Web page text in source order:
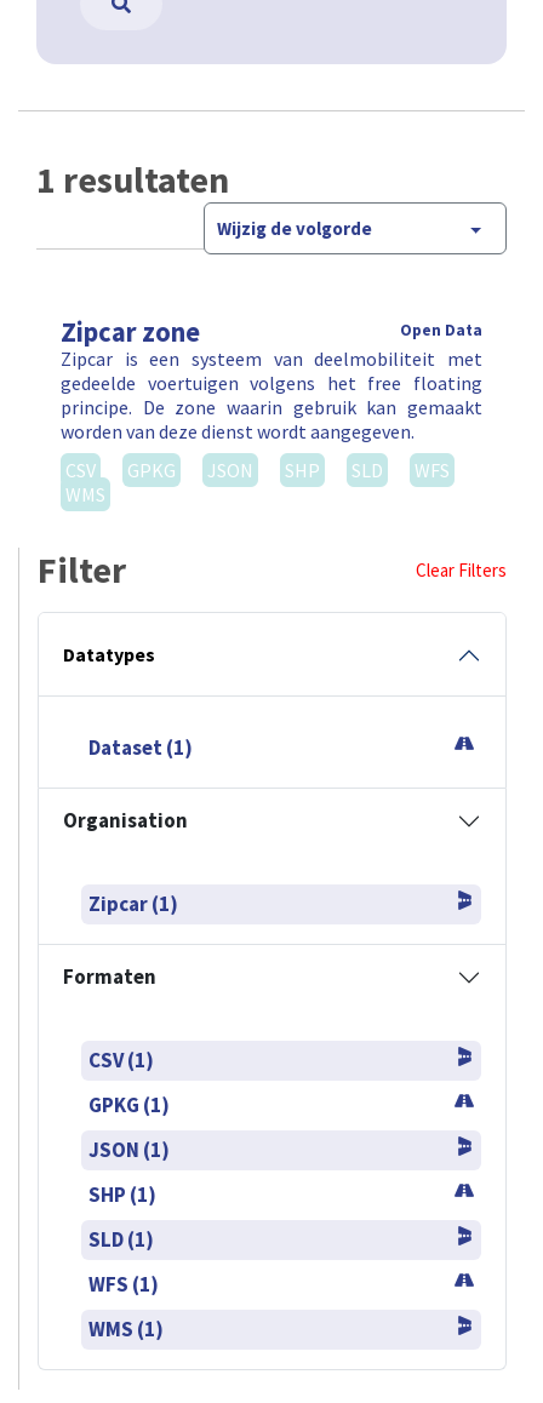
1 resultaten
Wijzig de volgorde
Zipcar zone Open Data
Zipcar is een systeem van deelmobiliteit met
gedeelde voertuigen volgens het free floating
principe. De zone waarin gebruik kan gemaakt
worden van deze dienst wordt aangegeven.
CSV
GPKG JSON SHP SLD
WFS
WMS
Filter Clear Filters
Datatypes
Dataset (1)
Organisation
Zipcar (1)
Formaten
CSV (1)
GPKG (1)
JSON (1)
SHP (1)
SLD (1)
WFS (1)
WMS (1)